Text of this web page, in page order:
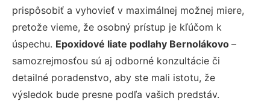
prispôsobiť a vyhovieť v maximálnej možnej miere,
pretože vieme, že osobný prístup je kľúčom k
úspechu. Epoxidové liate podlahy Bernolákovo –
samozrejmosťou sú aj odborné konzultácie či
detailné poradenstvo, aby ste mali istotu, že
výsledok bude presne podľa vašich predstáv.